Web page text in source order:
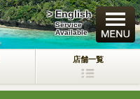
> English
Service
Available
店舗一覧